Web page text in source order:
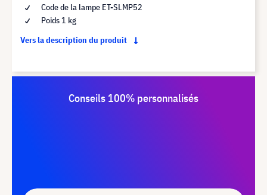
Code de la lampe ET-SLMP52
Poids 1 kg
Vers la description du produit
Conseils 100% personnalisés